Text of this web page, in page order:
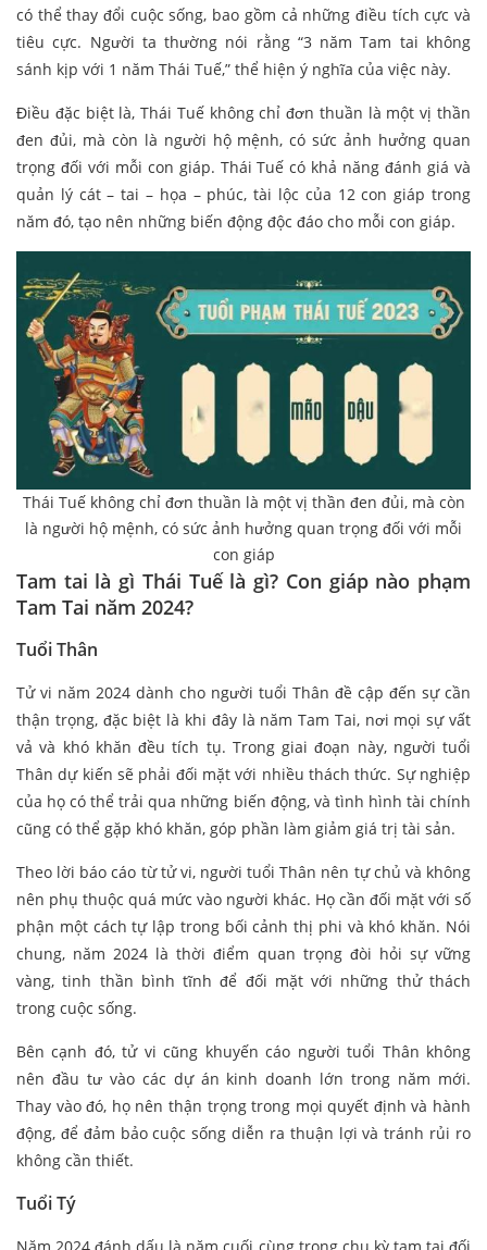
có thể thay đổi cuộc sống, bao gồm cả những điều tích cực và
tiêu cực. Người ta thường nói rằng “3 năm Tam tai không
sánh kịp với 1 năm Thái Tuế,” thể hiện ý nghĩa của việc này.
Điều đặc biệt là, Thái Tuế không chỉ đơn thuần là một vị thần
đen đủi, mà còn là người hộ mệnh, có sức ảnh hưởng quan
trọng đối với mỗi con giáp. Thái Tuế có khả năng đánh giá và
quản lý cát – tai – họa – phúc, tài lộc của 12 con giáp trong
năm đó, tạo nên những biến động độc đáo cho mỗi con giáp.
Thái Tuế không chỉ đơn thuần là một vị thần đen đủi, mà còn
là người hộ mệnh, có sức ảnh hưởng quan trọng đối với mỗi
con giáp
Tam tai là gì Thái Tuế là gì? Con giáp nào phạm
Tam Tai năm 2024?
Tuổi Thân
Tử vi năm 2024 dành cho người tuổi Thân đề cập đến sự cần
thận trọng, đặc biệt là khi đây là năm Tam Tai, nơi mọi sự vất
vả và khó khăn đều tích tụ. Trong giai đoạn này, người tuổi
Thân dự kiến sẽ phải đối mặt với nhiều thách thức. Sự nghiệp
của họ có thể trải qua những biến động, và tình hình tài chính
cũng có thể gặp khó khăn, góp phần làm giảm giá trị tài sản.
Theo lời báo cáo từ tử vi, người tuổi Thân nên tự chủ và không
nên phụ thuộc quá mức vào người khác. Họ cần đối mặt với số
phận một cách tự lập trong bối cảnh thị phi và khó khăn. Nói
chung, năm 2024 là thời điểm quan trọng đòi hỏi sự vững
vàng, tinh thần bình tĩnh để đối mặt với những thử thách
trong cuộc sống.
Bên cạnh đó, tử vi cũng khuyến cáo người tuổi Thân không
nên đầu tư vào các dự án kinh doanh lớn trong năm mới.
Thay vào đó, họ nên thận trọng trong mọi quyết định và hành
động, để đảm bảo cuộc sống diễn ra thuận lợi và tránh rủi ro
không cần thiết.
Tuổi Tý